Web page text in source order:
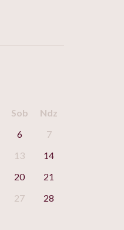
Sob
Ndz
6
7
13
14
20
21
27
28